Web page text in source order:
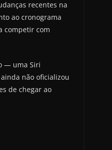
recentes na
ao cronograma
competir com
— uma Siri
não oficializou
de chegar ao